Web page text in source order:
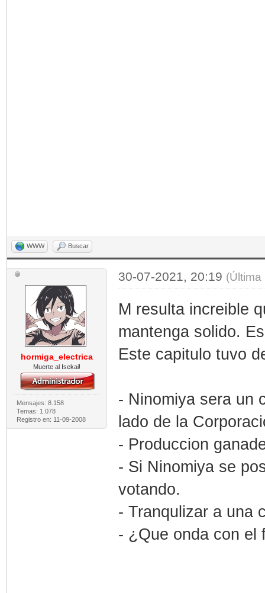
WWW Buscar
hormiga_electrica
Muerte al Isekai!
Mensajes: 8.158
Temas: 1.078
Registro en: 11-09-2008
30-07-2021, 20:19
M resulta increible
mantenga solido.
Este capitulo tuvo
- Ninomiya sera un
lado de la
- Produccion
- Si Ninomiya se
votando.
- Tranqulizar a una
- ¿Que onda con el